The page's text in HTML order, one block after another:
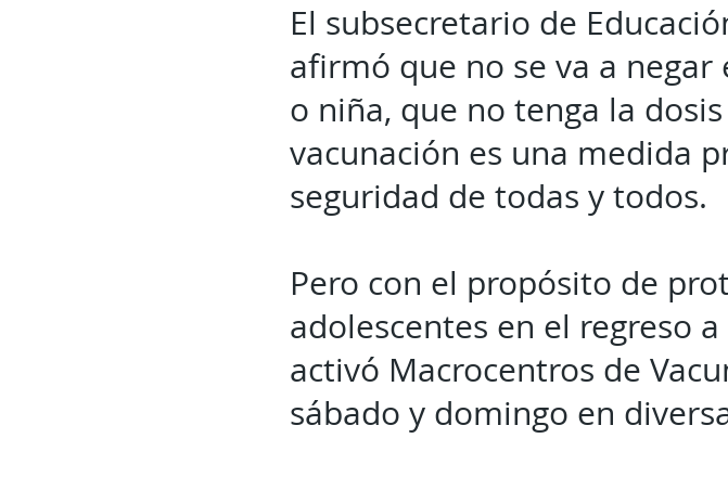
El subsecretario de
afirmó que no se va a negar
o niña, que no tenga la
vacunación es una medida
seguridad de todas y todos.
Pero con el propósito de
adolescentes en el regreso
activó Macrocentros de
sábado y domingo en